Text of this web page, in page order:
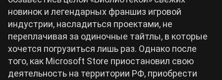
Path of Exile 2
Wuthering Waves
Roblox
новинок и легендарных франшиз игровой
индустрии, насладиться проектами, не
переплачивая за одиночные тайтлы, в которые
хочется погрузиться лишь раз. Однако после
того, как Microsoft Store приостановил свою
деятельность на территории РФ, приобрести